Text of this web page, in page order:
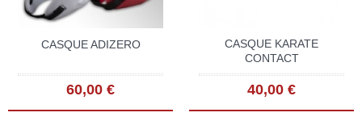
CASQUE ADIZERO
60,00 €
CASQUE KARATE
CONTACT
40,00 €